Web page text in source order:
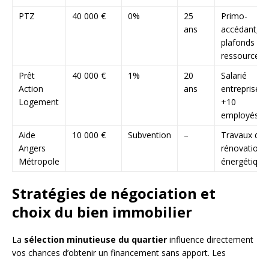
PTZ 40 000 € 0%
25
ans
Primo-
accédant,
plafonds de
ressources
Prêt
Action
Logement
40 000 € 1%
20
ans
Salarié
entreprise
+10
employés
Aide
Angers
Métropole
10 000 € Subvention –
Travaux de
rénovation
énergétique
Stratégies de négociation et
choix du bien immobilier
La sélection minutieuse du quartier influence directement
vos chances d’obtenir un financement sans apport. Les